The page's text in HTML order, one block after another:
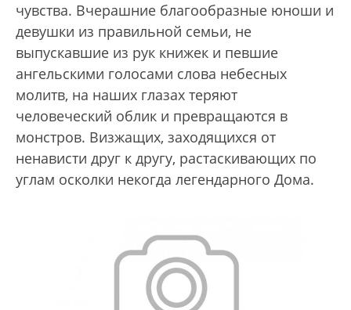
чувства. Вчерашние благообразные юноши и
девушки из правильной семьи, не
выпускавшие из рук книжек и певшие
ангельскими голосами слова небесных
молитв, на наших глазах теряют
человеческий облик и превращаются в
монстров. Визжащих, заходящихся от
ненависти друг к другу, растаскивающих по
углам осколки некогда легендарного Дома.